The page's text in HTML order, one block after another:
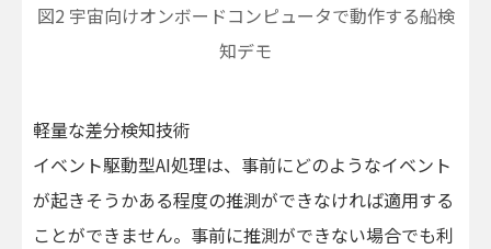
図2 宇宙向けオンボードコンピュータで動作する船検
知デモ
軽量な差分検知技術
イベント駆動型AI処理は、事前にどのようなイベント
が起きそうかある程度の推測ができなければ適用する
ことができません。事前に推測ができない場合でも利